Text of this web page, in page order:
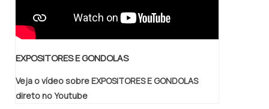
EXPOSITORES E GONDOLAS
Veja o vídeo sobre EXPOSITORES E GONDOLAS
direto no Youtube